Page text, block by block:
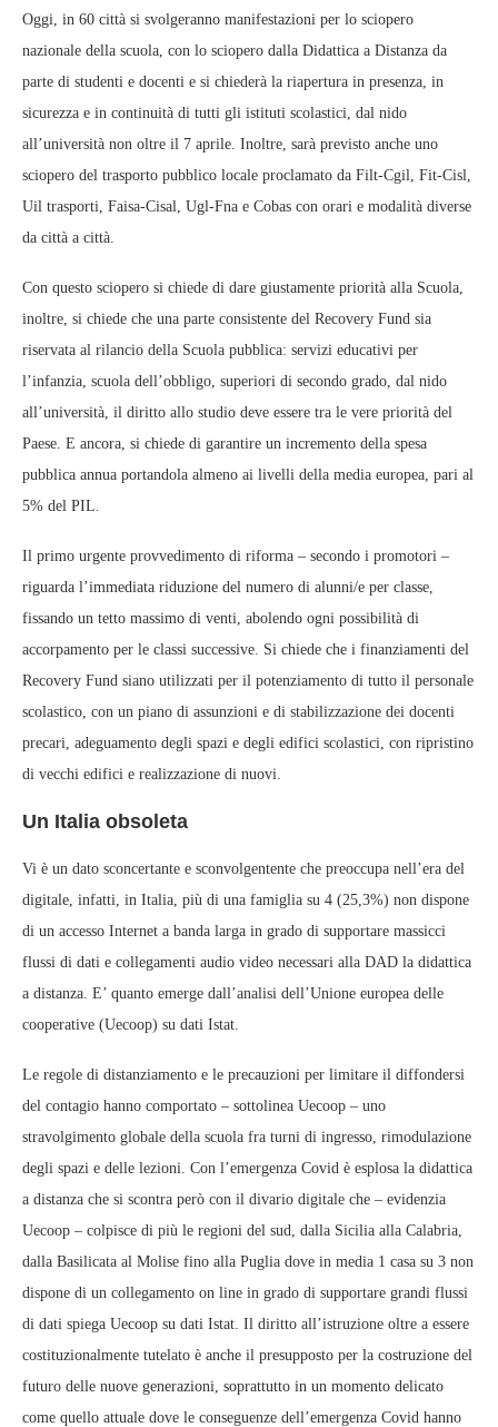
Oggi, in 60 città si svolgeranno manifestazioni per lo sciopero
nazionale della scuola, con lo sciopero dalla Didattica a Distanza da
parte di studenti e docenti e si chiederà la riapertura in presenza, in
sicurezza e in continuità di tutti gli istituti scolastici, dal nido
all’università non oltre il 7 aprile. Inoltre, sarà previsto anche uno
sciopero del trasporto pubblico locale proclamato da Filt-Cgil, Fit-Cisl,
Uil trasporti, Faisa-Cisal, Ugl-Fna e Cobas con orari e modalità diverse
da città a città.
Con questo sciopero si chiede di dare giustamente priorità alla Scuola,
inoltre, si chiede che una parte consistente del Recovery Fund sia
riservata al rilancio della Scuola pubblica: servizi educativi per
l’infanzia, scuola dell’obbligo, superiori di secondo grado, dal nido
all’università, il diritto allo studio deve essere tra le vere priorità del
Paese. E ancora, si chiede di garantire un incremento della spesa
pubblica annua portandola almeno ai livelli della media europea, pari al
5% del PIL.
Il primo urgente provvedimento di riforma – secondo i promotori –
riguarda l’immediata riduzione del numero di alunni/e per classe,
fissando un tetto massimo di venti, abolendo ogni possibilità di
accorpamento per le classi successive. Si chiede che i finanziamenti del
Recovery Fund siano utilizzati per il potenziamento di tutto il personale
scolastico, con un piano di assunzioni e di stabilizzazione dei docenti
precari, adeguamento degli spazi e degli edifici scolastici, con ripristino
di vecchi edifici e realizzazione di nuovi.
Un Italia obsoleta
Vi è un dato sconcertante e sconvolgentente che preoccupa nell’era del
digitale, infatti, in Italia, più di una famiglia su 4 (25,3%) non dispone
di un accesso Internet a banda larga in grado di supportare massicci
flussi di dati e collegamenti audio video necessari alla DAD la didattica
a distanza. E’ quanto emerge dall’analisi dell’Unione europea delle
cooperative (Uecoop) su dati Istat.
Le regole di distanziamento e le precauzioni per limitare il diffondersi
del contagio hanno comportato – sottolinea Uecoop – uno
stravolgimento globale della scuola fra turni di ingresso, rimodulazione
degli spazi e delle lezioni. Con l’emergenza Covid è esplosa la didattica
a distanza che si scontra però con il divario digitale che – evidenzia
Uecoop – colpisce di più le regioni del sud, dalla Sicilia alla Calabria,
dalla Basilicata al Molise fino alla Puglia dove in media 1 casa su 3 non
dispone di un collegamento on line in grado di supportare grandi flussi
di dati spiega Uecoop su dati Istat. Il diritto all’istruzione oltre a essere
costituzionalmente tutelato è anche il presupposto per la costruzione del
futuro delle nuove generazioni, soprattutto in un momento delicato
come quello attuale dove le conseguenze dell’emergenza Covid hanno